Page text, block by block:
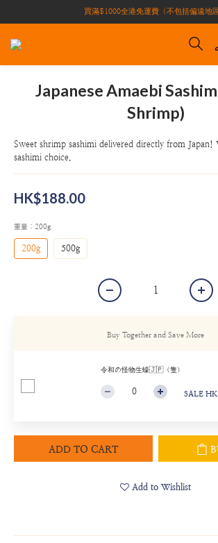
買滿$1000全港免運費（不包括偏遠地區
買滿$1000全港免運費（不包括偏遠地區
加入會員即有10積分 （積分可作現金下次使用）|
買滿$1000全港免運費（不包括偏遠地
Japanese Amaebi
Shrimp)
Sweet shrimp sashimi delivered directly from Japan!
sashimi choice.
HK$188.00
重量 : 200g
200g 500g
Buy Together and Save More
令和の怪物生蠔🇯🇵（隻）
SALE
ADD TO CART
Add to Wishlist